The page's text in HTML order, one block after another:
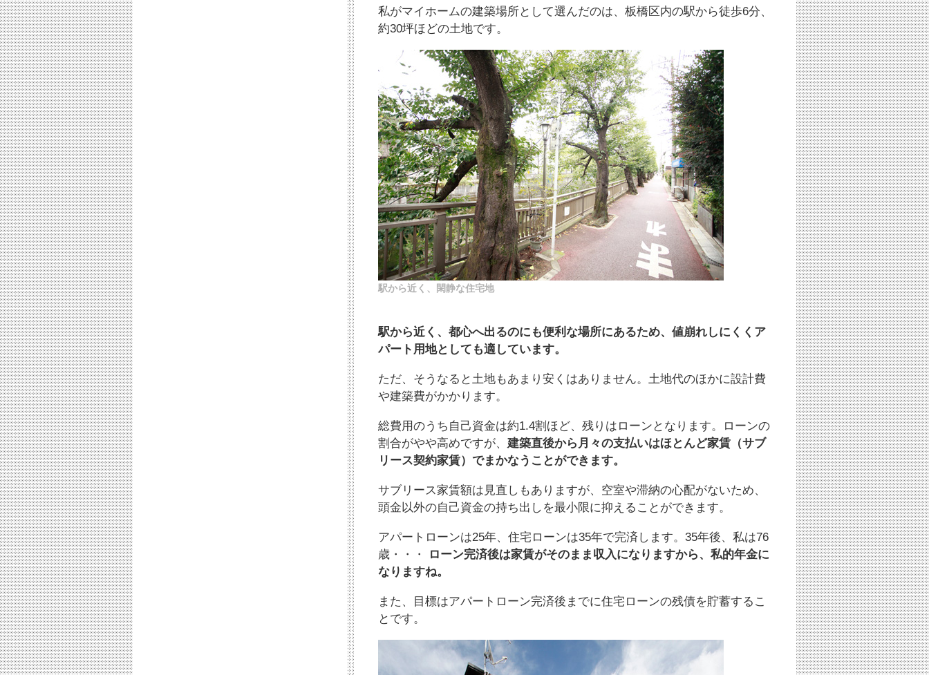
私がマイホームの建築場所として選んだのは、板橋区内の駅から徒歩6分、
約30坪ほどの土地です。
駅から近く、閑静な住宅地
駅から近く、都心へ出るのにも便利な場所にあるため、値崩れしにくくア
パート用地としても適しています。
ただ、そうなると土地もあまり安くはありません。土地代のほかに設計費
や建築費がかかります。
総費用のうち自己資金は約1.4割ほど、残りはローンとなります。ローンの
割合がやや高めですが、 建築直後から月々の支払いはほとんど家賃（サブ
リース契約家賃）でまかなうことができます。
サブリース家賃額は見直しもありますが、空室や滞納の心配がないため、
頭金以外の自己資金の持ち出しを最小限に抑えることができます。
アパートローンは25年、住宅ローンは35年で完済します。35年後、私は76
歳・・・
ローン完済後は家賃がそのまま収入になりますから、私的年金に
なりますね。
また、目標はアパートローン完済後までに住宅ローンの残債を貯蓄するこ
とです。